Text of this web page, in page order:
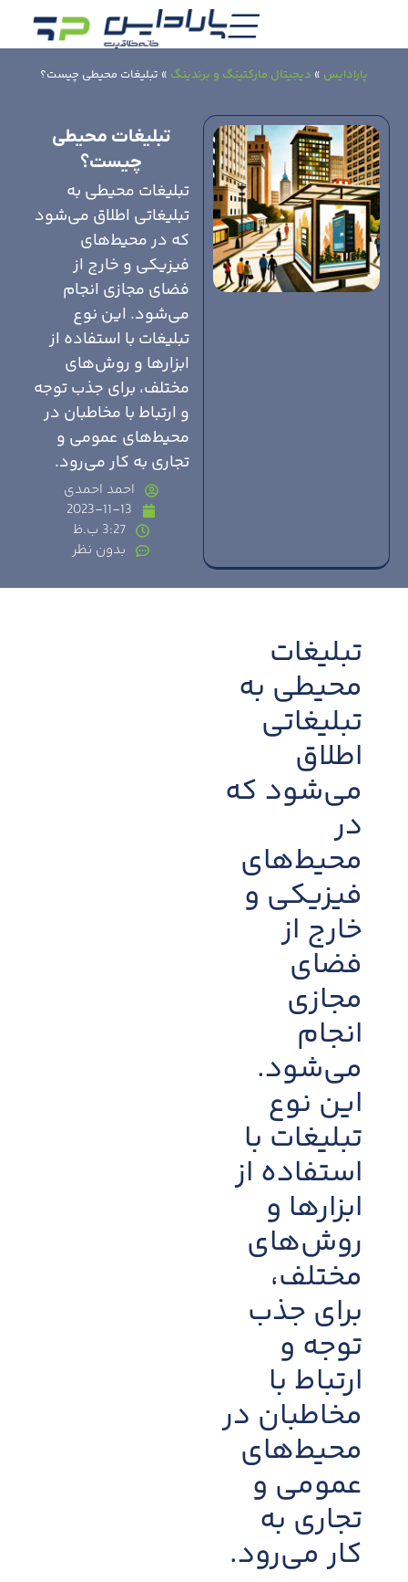
پارادایس » دیجیتال مارکتینگ و برندینگ » تبلیغات محیطی چیست؟
تبلیغات محیطی
چیست؟
تبلیغات محیطی به
تبلیغاتی اطلاق می‌شود
که در محیط‌های
فیزیکی و خارج از
فضای مجازی انجام
می‌شود. این نوع
تبلیغات با استفاده از
ابزارها و روش‌های
مختلف، برای جذب توجه
و ارتباط با مخاطبان در
محیط‌های عمومی و
تجاری به کار می‌رود.
احمد احمدی
2023-11-13
3:27 ب.ظ
بدون نظر
تبلیغات
محیطی به
تبلیغاتی
اطلاق
می‌شود که
در
محیط‌های
فیزیکی و
خارج از
فضای
مجازی
انجام
می‌شود.
این نوع
تبلیغات با
استفاده از
ابزارها و
روش‌های
مختلف،
برای جذب
توجه و
ارتباط با
مخاطبان در
محیط‌های
عمومی و
تجاری به
کار می‌رود.